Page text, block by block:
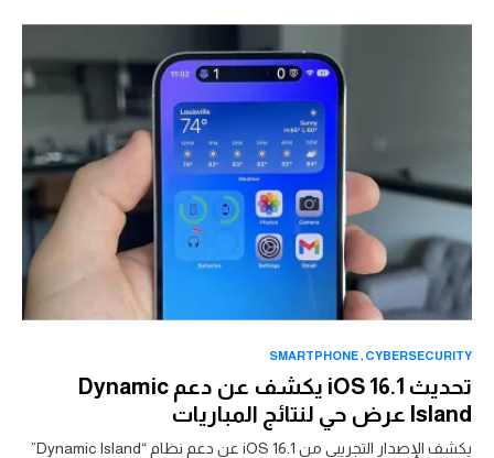
CYBERSECURITY
SMARTPHONE
تحديث iOS 16.1 يكشف عن دعم Dynamic
Island عرض حي لنتائج المباريات
يكشف الإصدار التجريبي من iOS 16.1 عن دعم نظام “Dynamic Island”